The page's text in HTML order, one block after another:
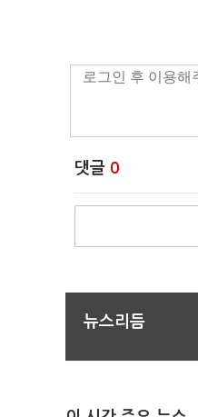
댓글 0
뉴스리듬